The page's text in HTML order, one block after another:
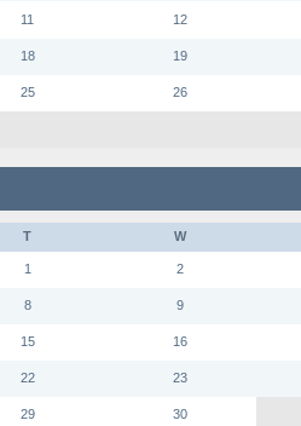
11 12
18 19
25 26
T W
1 2
8 9
15 16
22 23
29 30